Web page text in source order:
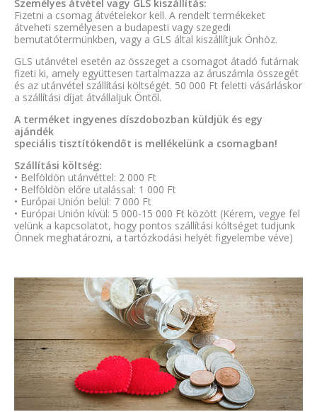
Személyes átvétel vagy GLS kiszállítás:
Fizetni a csomag átvételekor kell. A rendelt termékeket
átveheti személyesen a budapesti vagy szegedi
bemutatótermünkben, vagy a GLS által kiszállítjuk Önhöz.
GLS utánvétel esetén az összeget a csomagot átadó futárnak
fizeti ki, amely együttesen tartalmazza az áruszámla összegét
és az utánvétel szállítási költségét. 50 000 Ft feletti vásárláskor
a szállítási díjat átvállaljuk Öntől.
A terméket ingyenes díszdobozban küldjük és egy
ajándék
speciális tisztítókendőt is mellékelünk a csomagban!
Szállítási költség:
• Belföldön utánvéttel: 2 000 Ft
• Belföldön előre utalással: 1 000 Ft
• Európai Unión belül: 7 000 Ft
• Európai Unión kívül: 5 000-15 000 Ft között (Kérem, vegye fel
velünk a kapcsolatot, hogy pontos szállítási költséget tudjunk
Önnek meghatározni, a tartózkodási helyét figyelembe véve)